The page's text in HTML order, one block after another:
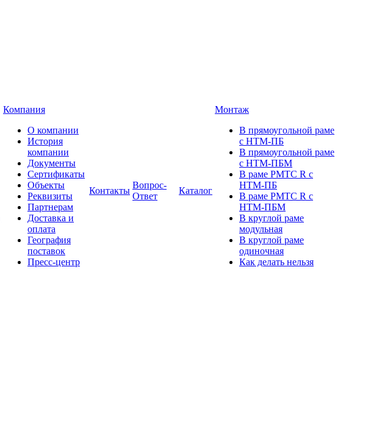
Компания
О компании
История
компании
Документы
Сертификаты
Объекты
Реквизиты
Партнерам
Доставка и
оплата
География
поставок
Пресс-центр
Контакты
Вопрос-
Ответ
Каталог
Монтаж
В прямоугольной раме
с НТМ-ПБ
В прямоугольной раме
с НТМ-ПБМ
В раме РМТС R с
НТМ-ПБ
В раме РМТС R с
НТМ-ПБМ
В круглой раме
модульная
В круглой раме
одиночная
Как делать нельзя